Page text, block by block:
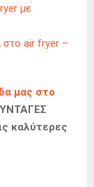
με
στο air fryer –
μας στο
καλύτερες